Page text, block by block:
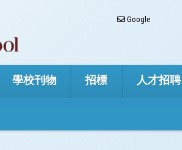
Google
學校刊物 招標 人才招聘